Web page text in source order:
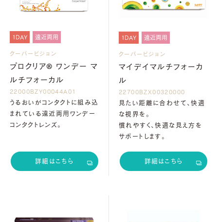
1DAY 遠近両用
クーパービジョン
プロクリア® ワンデー マ
ルチフォーカル
22000BZY00044A01
うるおいがコンタクトに組み込
まれている遠近両用ワンデー
コンタクトレンズ。
詳細はこちら
1DAY 遠近両用
クーパービジョン
マイデイマルチフォーカ
ル
22700BZX00320000
見たい距離に合わせて、快適
な視界を。
慣れやすく、快適な見え方を
サポートします。
詳細はこちら